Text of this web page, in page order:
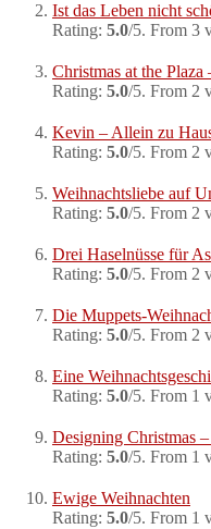
Ist das Leben nicht
Rating: 5.0/5. From 3
Christmas at the
Rating: 5.0/5. From 2
Kevin – Allein zu
Rating: 5.0/5. From 2
Weihnachtsliebe auf
Rating: 5.0/5. From 2
Drei Haselnüsse für
Rating: 5.0/5. From 2
Die Muppets-
Rating: 5.0/5. From 2
Eine
Rating: 5.0/5. From 1
Designing Christmas
Rating: 5.0/5. From 1
Ewige Weihnachten
Rating: 5.0/5. From 1